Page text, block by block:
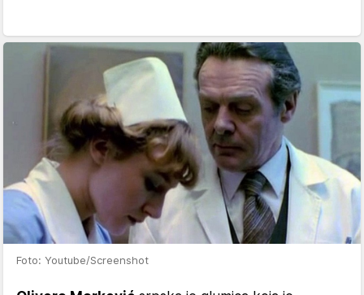
Foto: Youtube/Screenshot